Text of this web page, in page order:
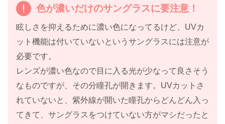
色が濃いだけのサングラスに要注意！
眩しさを抑えるために濃い色になってるけど、UVカ
ット機能は付いていないというサングラスには注意が
必要です。
レンズが濃い色なので目に入る光が少なって良さそう
なものですが、その分瞳孔が開きます。UVカットさ
れていないと、紫外線が開いた瞳孔からどんどん入っ
てきて、サングラスをつけていない方がマシだったと